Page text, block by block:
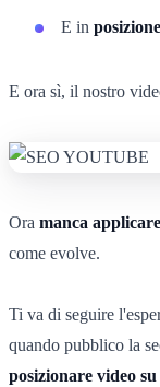
E in
E ora sì, il nostro
Ora manca
come evolve.
Ti va di seguire
quando pubblico la
posizionare video